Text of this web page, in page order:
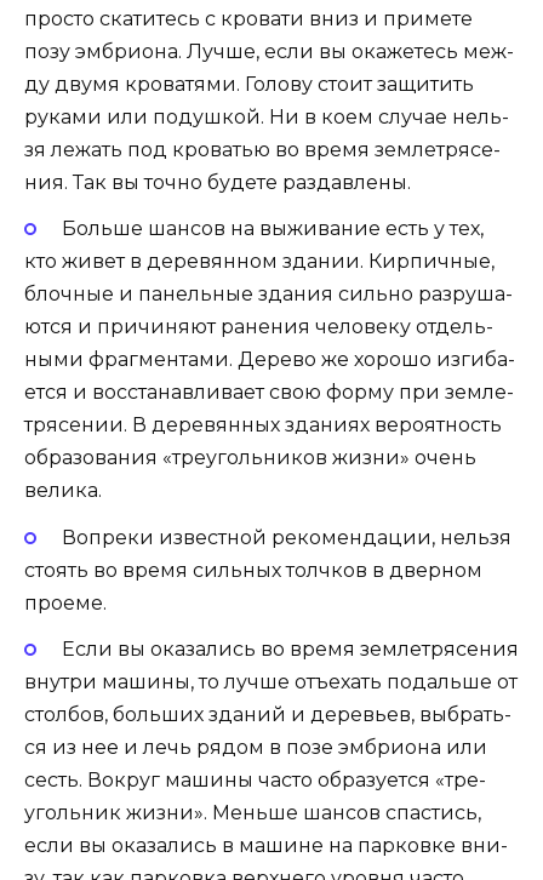
про­сто ска­ти­тесь с кро­ва­ти вниз и при­ме­те
позу эмбри­о­на. Луч­ше, если вы ока­же­тесь меж­
ду дву­мя кро­ва­тя­ми. Голо­ву сто­ит защи­тить
рука­ми или подуш­кой. Ни в коем слу­чае нель­
зя лежать под кро­ва­тью во вре­мя зем­ле­тря­се­
ния. Так вы точ­но буде­те раздавлены.
Боль­ше шан­сов на выжи­ва­ние есть у тех,
кто живет в дере­вян­ном зда­нии. Кир­пич­ные,
блоч­ные и панель­ные зда­ния силь­но раз­ру­ша­
ют­ся и при­чи­ня­ют ране­ния чело­ве­ку отдель­
ны­ми фраг­мен­та­ми. Дере­во же хоро­шо изги­ба­
ет­ся и вос­ста­нав­ли­ва­ет свою фор­му при зем­ле­
тря­се­нии. В дере­вян­ных зда­ни­ях веро­ят­ность
обра­зо­ва­ния «тре­уголь­ни­ков жиз­ни» очень
велика.
Вопре­ки извест­ной реко­мен­да­ции, нель­зя
сто­ять во вре­мя силь­ных толч­ков в двер­ном
проеме.
Если вы ока­за­лись во вре­мя зем­ле­тря­се­ния
внут­ри маши­ны, то луч­ше отъ­е­хать подаль­ше от
стол­бов, боль­ших зда­ний и дере­вьев, выбрать­
ся из нее и лечь рядом в позе эмбри­о­на или
сесть. Вокруг маши­ны часто обра­зу­ет­ся «тре­
уголь­ник жиз­ни». Мень­ше шан­сов спа­стись,
если вы ока­за­лись в машине на пар­ков­ке вни­